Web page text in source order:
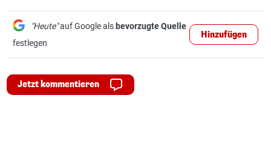
"Heute"auf Google als bevorzugte Quelle
festlegen
Hinzufügen
Jetzt kommentieren